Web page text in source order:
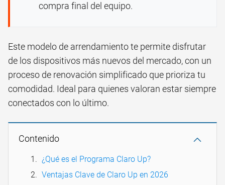
compra final del equipo.
Este modelo de arrendamiento te permite disfrutar
de los dispositivos más nuevos del mercado, con un
proceso de renovación simplificado que prioriza tu
comodidad. Ideal para quienes valoran estar siempre
conectados con lo último.
Contenido
¿Qué es el Programa Claro Up?
Ventajas Clave de Claro Up en 2026